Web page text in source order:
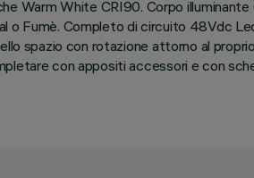
Warm White CRI90. Corpo
Fumè. Completo di circuito 48Vdc
spazio con rotazione attorno al
con appositi accessori e con